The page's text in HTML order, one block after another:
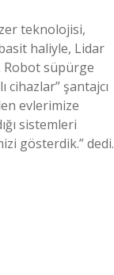
teknolojisi,
haliyle, Lidar
Robot süpürge
şantajcı
evlerimize
sistemleri
gösterdik.” dedi.